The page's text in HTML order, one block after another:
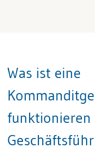
Was ist eine
funktionieren